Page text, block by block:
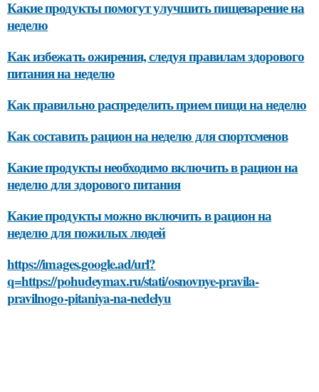
Какие продукты помогут улучшить пищеварение на
неделю
Как избежать ожирения, следуя правилам здорового
питания на неделю
Как правильно распределить прием пищи на неделю
Как составить рацион на неделю для спортсменов
Какие продукты необходимо включить в рацион на
неделю для здорового питания
Какие продукты можно включить в рацион на
неделю для пожилых людей
https://images.google.ad/url?
q=https://pohudeymax.ru/stati/osnovnye-pravila-
pravilnogo-pitaniya-na-nedelyu